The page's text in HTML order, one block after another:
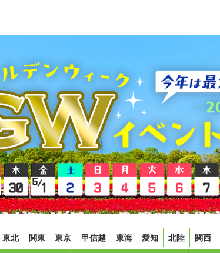
東北 関東 東京 甲信越 東海 愛知 北陸 関西